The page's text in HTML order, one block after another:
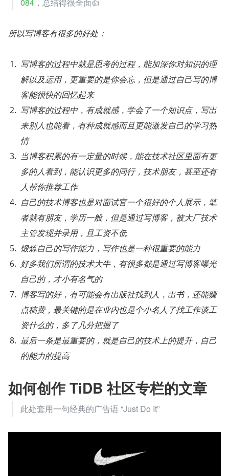
084 ，总结得很全面👍
所以写博客有很多的好处：
写博客的过程中就是思考的过程，能加深你对知识的理
解以及运用，更重要的是你会忘，但是通过自己写的博
客能很快的回忆起来
写博客的过程中，有成就感，学会了一个知识点，写出
来别人也能看，有种成就感而且更能激发自己的学习热
情
当博客积累的有一定量的时候，能在技术社区里面有更
多的人看到，能认识更多的同行，技术朋友，甚至还有
人帮你推荐工作
自己的技术博客也是对面试官一个很好的个人展示，笔
者就有朋友，学历一般，但是通过写博客，被大厂技术
主管发现并录用，且工资不低
锻炼自己的写作能力，写作也是一种很重要的能力
好多我们所谓的技术大牛，有很多都是通过写博客曝光
自己的，才小有名气的
博客写的好，有可能会有出版社找到人，出书，还能赚
点稿费，最关键的是在业内也是个小名人了找工作谈工
资什么的，多了几分把握了
最后一条是最重要的，就是自己的技术上的提升，自己
的能力的提高
如何创作 TiDB 社区专栏的文章
此处套用一句经典的广告语 “Just Do It”